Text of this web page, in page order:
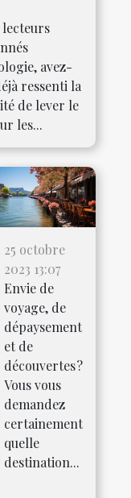
lecteurs
avez-
ressenti la
de lever le
les...
25 octobre
2023 13:07
Envie de
voyage, de
dépaysement
et de
découvertes ?
Vous vous
demandez
certainement
quelle
destination...